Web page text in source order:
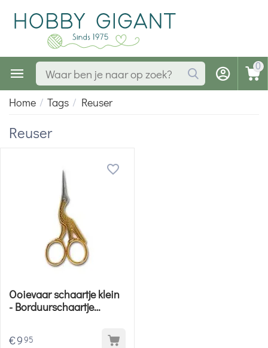
0
Home / Tags / Reuser
Reuser
Ooievaar schaartje klein
- Borduurschaartje
€995